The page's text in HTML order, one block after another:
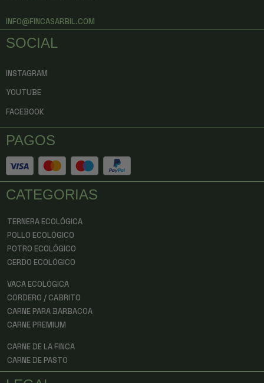
INFO@FINCASARBIL.COM
SOCIAL
INSTAGRAM
YOUTUBE
FACEBOOK
PAGOS
CATEGORIAS
TERNERA ECOLÓGICA
POLLO ECOLÓGICO
POTRO ECOLÓGICO
CERDO ECOLÓGICO
VACA ECOLÓGICA
CORDERO / CABRITO
CARNE PARA BARBACOA
CARNE PREMIUM
CARNE DE LA FINCA
CARNE DE PASTO